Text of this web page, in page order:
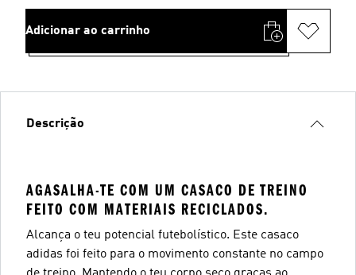
Adicionar ao carrinho
Descrição
AGASALHA-TE COM UM CASACO DE TREINO
FEITO COM MATERIAIS RECICLADOS.
Alcança o teu potencial futebolístico. Este casaco
adidas foi feito para o movimento constante no campo